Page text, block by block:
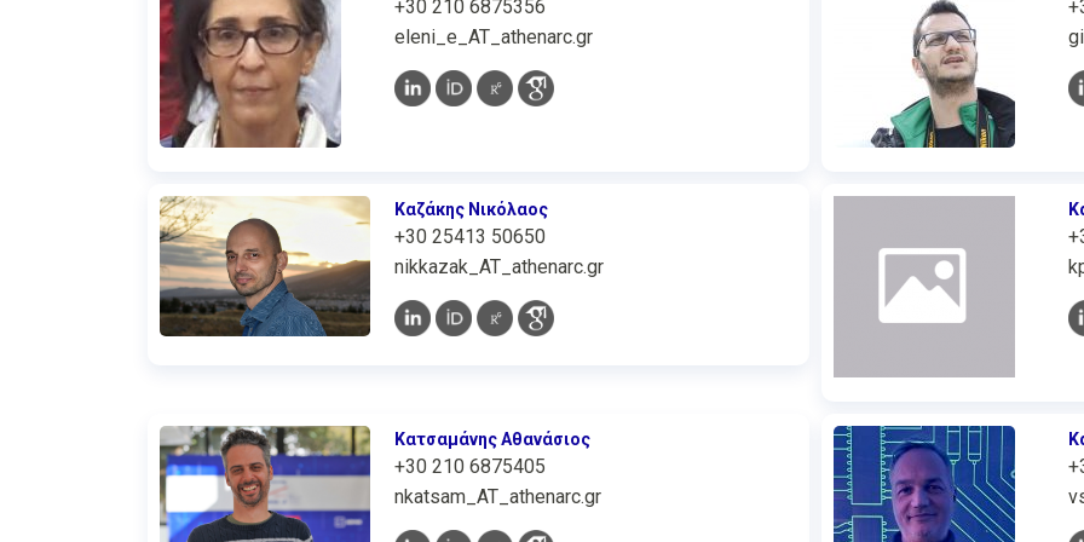
+30 210 6875356
eleni_e_AT_athenarc.gr
Καζάκης Νικόλαος
+30 25413 50650
nikkazak_AT_athenarc.gr
Κατσαμάνης Αθανάσιος
+30 210 6875405
nkatsam_AT_athenarc.gr